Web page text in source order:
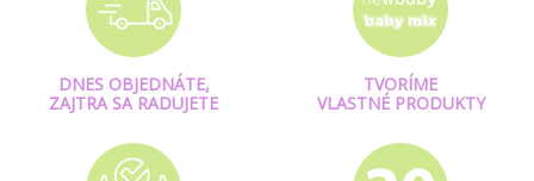
DNES OBJEDNÁTE,
ZAJTRA SA RADUJETE
TVORÍME
VLASTNÉ PRODUKTY